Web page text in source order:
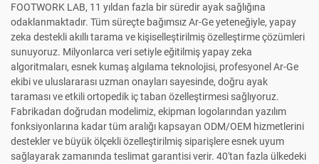
FOOTWORK LAB, 11 yıldan fazla bir süredir ayak sağlığına
odaklanmaktadır. Tüm süreçte bağımsız Ar-Ge yeteneğiyle, yapay
zeka destekli akıllı tarama ve kişiselleştirilmiş özelleştirme çözümleri
sunuyoruz. Milyonlarca veri setiyle eğitilmiş yapay zeka
algoritmaları, esnek kumaş algılama teknolojisi, profesyonel Ar-Ge
ekibi ve uluslararası uzman onayları sayesinde, doğru ayak
taraması ve etkili ortopedik iç taban özelleştirmesi sağlıyoruz.
Fabrikadan doğrudan modelimiz, ekipman logolarından yazılım
fonksiyonlarına kadar tüm aralığı kapsayan ODM/OEM hizmetlerini
destekler ve büyük ölçekli özelleştirilmiş siparişlere esnek uyum
sağlayarak zamanında teslimat garantisi verir. 40'tan fazla ülkedeki